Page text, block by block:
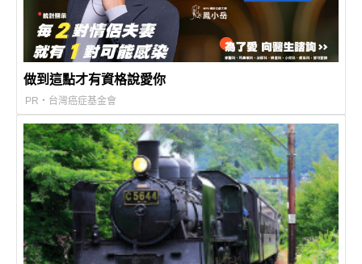
做到這點才有資格說愛你
PR・台灣癌症基金會